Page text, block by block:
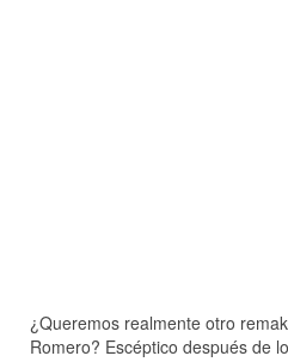
¿Queremos realmente otro
Romero? Escéptico después de